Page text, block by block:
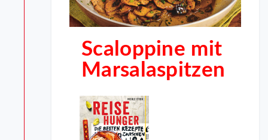
Scaloppine mit
Marsalaspitzen